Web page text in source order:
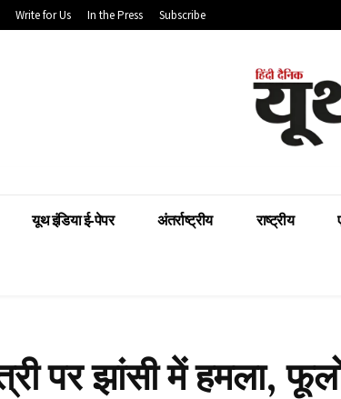
Write for Us In the Press Subscribe
यूथ इंडिया ई-पेपर अंतर्राष्ट्रीय राष्ट्रीय
पर झांसी में हमला,